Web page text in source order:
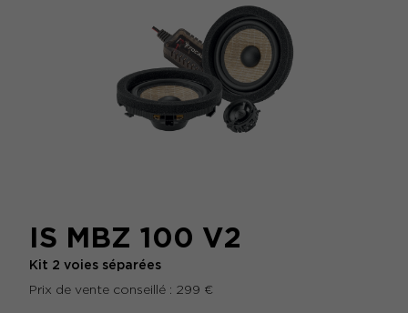
IS MBZ 100 V2
Kit 2 voies séparées
Prix de vente conseillé : 299 €